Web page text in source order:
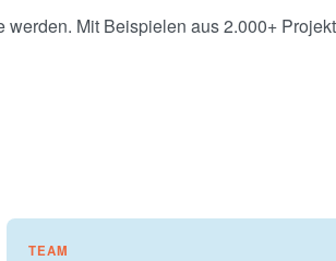
Mit Beispielen aus 2.000+
TEAM